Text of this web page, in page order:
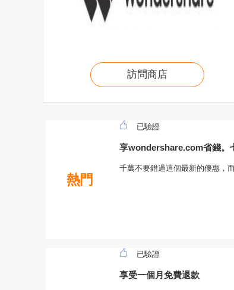
訪問商店
熱門
已驗證
享wondershare.com省錢。
千萬不要錯過這個最新的優惠，
已驗證
享受一個月免費退款